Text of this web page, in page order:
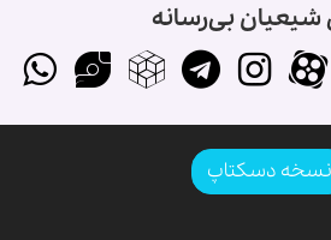
بی‌رسانه
نسخه دسکتاپ